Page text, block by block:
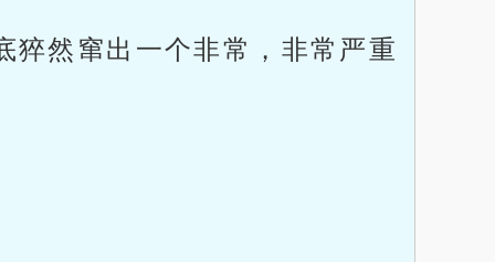
猝然窜出一个非常，非常严重